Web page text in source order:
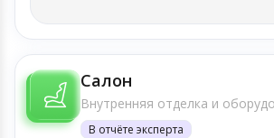
Салон
Внутренняя отделка и
В отчёте эксперта